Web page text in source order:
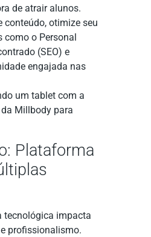
de atrair alunos.
conteúdo, otimize seu
como o Personal
(SEO) e
engajada nas
Plataforma
tecnológica impacta
profissionalismo.